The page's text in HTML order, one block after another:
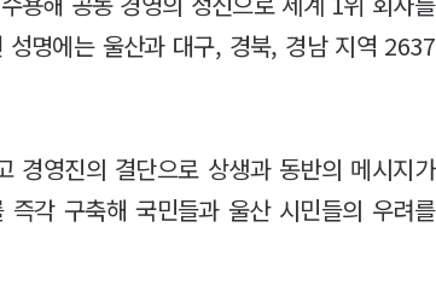
명에는 울산과 대구, 경북, 경남 지역 2637
경영진의 결단으로 상생과 동반의 메시지가
각 구축해 국민들과 울산 시민들의 우려를